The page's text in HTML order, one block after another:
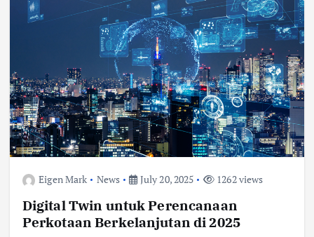
Eigen Mark News July 20, 2025 1262 views
Digital Twin untuk Perencanaan
Perkotaan Berkelanjutan di 2025